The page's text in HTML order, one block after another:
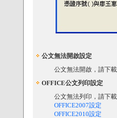
公文無法開啟設定
公文無法開啟，請下載
OFFICE公文列印設定
公文無法列印，請下載
OFFICE2007設定
OFFICE2010設定